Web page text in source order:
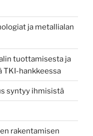
ja metallialan
tuottamisesta ja
hankkeessa
syntyy ihmisistä
rakentamisen